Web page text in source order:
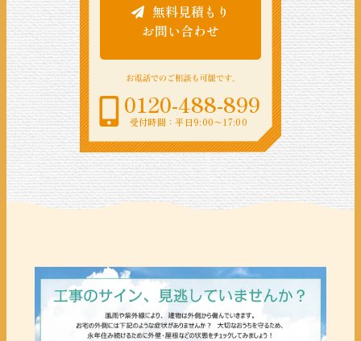
無料見積もり
お問い合わせ
0120-488-899
受付時間：平日9:00〜17:00